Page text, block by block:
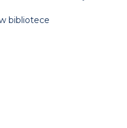
bibliotece